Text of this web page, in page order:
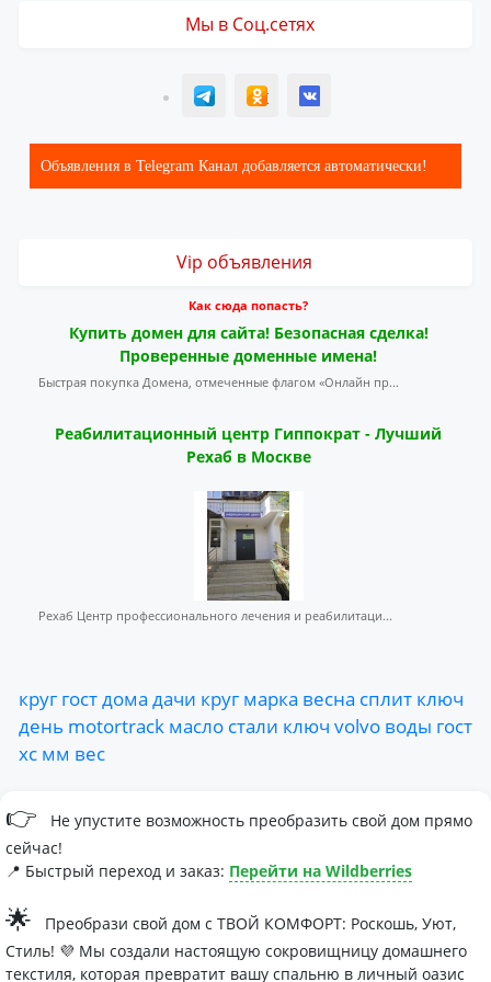
Мы в Соц.сетях
T ОК ВК
Объявления в Telegram Канал добавляется автоматически!
Vip объявления
Как сюда попасть?
Купить домен для сайта! Безопасная сделка!
Проверенные доменные имена!
Быстрая покупка Домена, отмеченные флагом «Онлайн пр...
Реабилитационный центр Гиппократ - Лучший
Рехаб в Москве
Рехаб Центр профессионального лечения и реабилитаци...
круг гостдома дачи круг марка весна сплит ключ
день motortrack масло стали ключ volvo воды гост
хс мм вес
👉
Не упустите возможность преобразить свой дом прямо
сейчас!
📍 Быстрый переход и заказ: Перейти на Wildberries
🌟
Преобрази свой дом с ТВОЙ КОМФОРТ: Роскошь, Уют,
Стиль! 💜 Мы создали настоящую сокровищницу домашнего
текстиля, которая превратит вашу спальню в личный оазис